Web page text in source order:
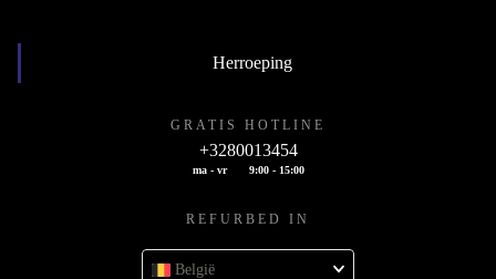
Herroeping
GRATIS HOTLINE
+3280013454
ma - vr 9:00 - 15:00
REFURBED IN
België